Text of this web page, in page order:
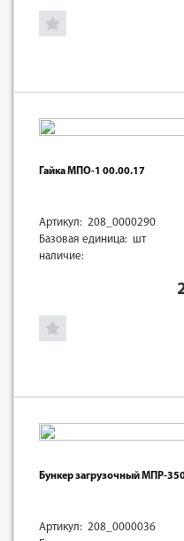
Гайка МПО-1 00.00.17
Артикул: 208_0000290
Базовая единица: шт
наличие:
Бункер загрузочный МПР-
Артикул: 208_0000036